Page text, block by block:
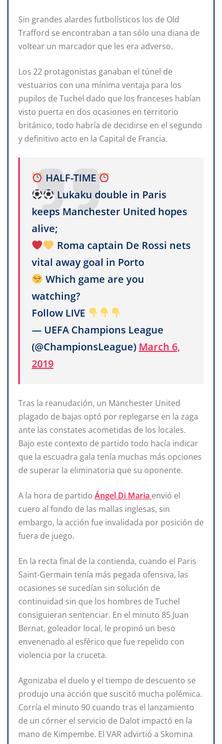
Sin grandes alardes futbolísticos los de Old
Trafford se encontraban a tan sólo una diana de
voltear un marcador que les era adverso.
Los 22 protagonistas ganaban el túnel de
vestuarios con una mínima ventaja para los
pupilos de Tuchel dado que los franceses habían
visto puerta en dos ocasiones en territorio
británico, todo habría de decidirse en el segundo
y definitivo acto en la Capital de Francia.
HALF-TIME
Lukaku double in Paris
keeps Manchester United hopes
alive;
Roma captain De Rossi nets
vital away goal in Porto
Which game are you
watching?
Follow LIVE
— UEFA Champions League
(@ChampionsLeague) March 6,
2019
Tras la reanudación, un Manchester United
plagado de bajas optó por replegarse en la zaga
ante las constates acometidas de los locales.
Bajo este contexto de partido todo hacía indicar
que la escuadra gala tenía muchas más opciones
de superar la eliminatoria que su oponente.
A la hora de partido Ángel Di Maria envió el
cuero al fondo de las mallas inglesas, sin
embargo, la acción fue invalidada por posición de
fuera de juego.
En la recta final de la contienda, cuando el Paris
Saint-Germain tenía más pegada ofensiva, las
ocasiones se sucedían sin solución de
continuidad sin que los hombres de Tuchel
consiguieran sentenciar. En el minuto 85 Juan
Bernat, goleador local, le propinó un beso
envenenado al esférico que fue repelido con
violencia por la cruceta.
Agonizaba el duelo y el tiempo de descuento se
produjo una acción que suscitó mucha polémica.
Corría el minuto 90 cuando tras el lanzamiento
de un córner el servicio de Dalot impactó en la
mano de Kimpembe. El VAR advirtió a Skomina